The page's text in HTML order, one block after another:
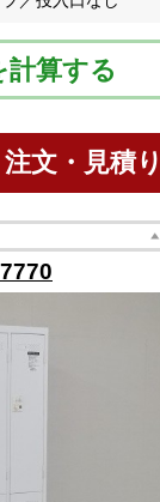
算する
注文・見積